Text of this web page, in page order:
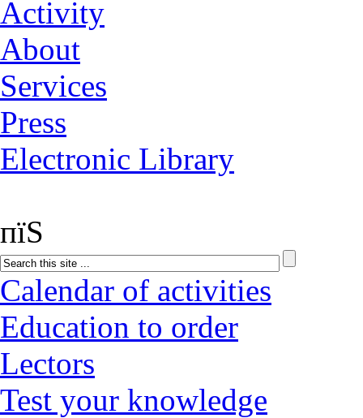
Activity
About
Services
Press
Electronic Library
пїЅ
Calendar of activities
Education to order
Lectors
Test your knowledge